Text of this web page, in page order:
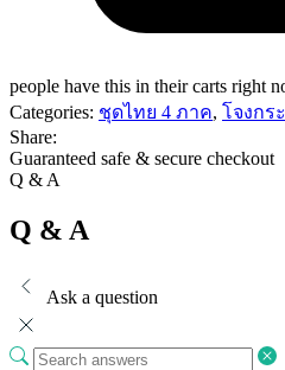
people have this in their carts right
Categories: ชุดไทย 4 ภาค, โจงกร
Share:
Guaranteed safe & secure checkout
Q & A
Q & A
Ask a question